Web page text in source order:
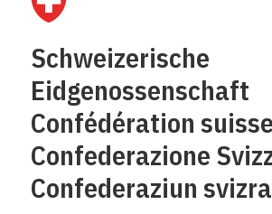
Schweizerische
Eidgenossenschaft
Confédération suisse
Confederazione
Confederaziun svizra